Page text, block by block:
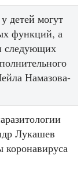
детей могут
функций, а
следующих
Намазова-
Лукашев
коронавируса